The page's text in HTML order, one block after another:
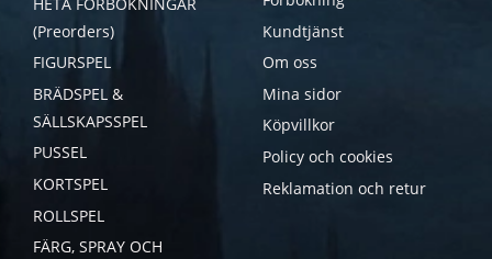
(Preorders)
FIGURSPEL
BRÄDSPEL &
SÄLLSKAPSSPEL
PUSSEL
KORTSPEL
ROLLSPEL
FÄRG, SPRAY OCH
Kundtjänst
Om oss
Mina sidor
Köpvillkor
Policy och cookies
Reklamation och retur